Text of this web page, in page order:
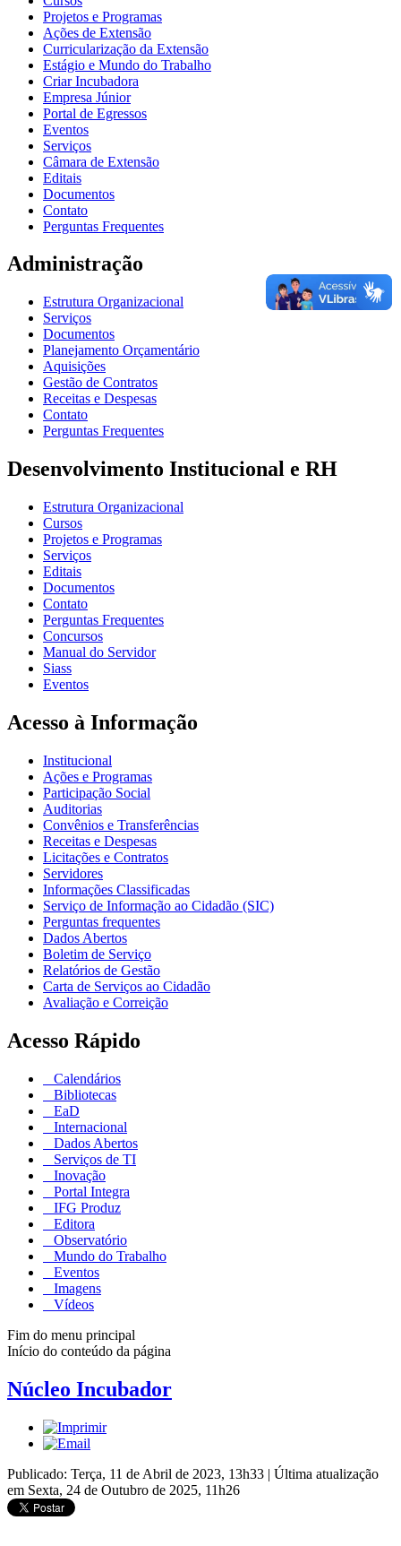
Projetos e Programas
Ações de Extensão
Curricularização da Extensão
Estágio e Mundo do Trabalho
Criar Incubadora
Empresa Júnior
Portal de Egressos
Eventos
Serviços
Câmara de Extensão
Editais
Documentos
Contato
Perguntas Frequentes
Administração
Estrutura Organizacional
Serviços
Documentos
Planejamento Orçamentário
Aquisições
Gestão de Contratos
Receitas e Despesas
Contato
Perguntas Frequentes
Desenvolvimento Institucional e RH
Estrutura Organizacional
Cursos
Projetos e Programas
Serviços
Editais
Documentos
Contato
Perguntas Frequentes
Concursos
Manual do Servidor
Siass
Eventos
Acesso à Informação
Institucional
Ações e Programas
Participação Social
Auditorias
Convênios e Transferências
Receitas e Despesas
Licitações e Contratos
Servidores
Informações Classificadas
Serviço de Informação ao Cidadão (SIC)
Perguntas frequentes
Dados Abertos
Boletim de Serviço
Relatórios de Gestão
Carta de Serviços ao Cidadão
Avaliação e Correição
Acesso Rápido
Calendários
Bibliotecas
EaD
Internacional
Dados Abertos
Serviços de TI
Inovação
Portal Integra
IFG Produz
Editora
Observatório
Mundo do Trabalho
Eventos
Imagens
Vídeos
Fim do menu principal
Início do conteúdo da página
Núcleo Incubador
Publicado: Terça, 11 de Abril de 2023, 13h33 | Última atualização
em Sexta, 24 de Outubro de 2025, 11h26